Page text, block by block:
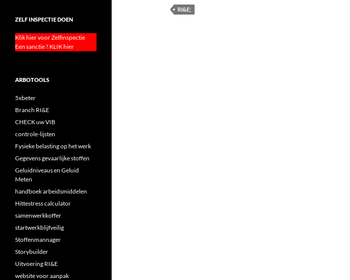
RI&E;
ZELF INSPECTIE DOEN
Klik hier voor Zelfinspectie
Een sanctie ? KLIK hier
ARBOTOOLS
5xbeter
Branch RI&E
CHECK uw VIB
controle-lijsten
Fysieke belasting op het werk
Gegevens gevaarlijke stoffen
Geluidniveaus en Geluid
Meten
handboek arbeidsmiddelen
Hittestress calculator
samenwerkkoffer
startwerkblijfveilig
Stoffenmannager
Storybuilder
Uitvoering RI&E
website voor aanpak